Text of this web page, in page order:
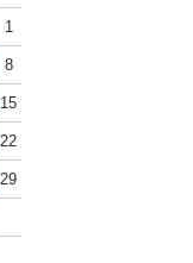
1
8
15
22
29